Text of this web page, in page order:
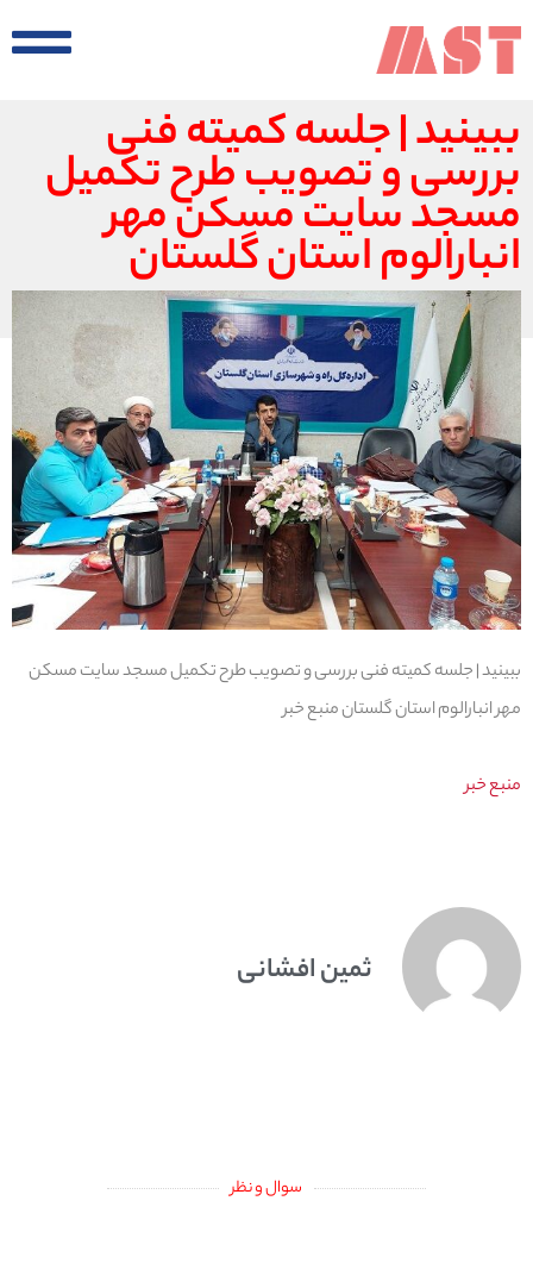
ببینید | جلسه کمیته فنی
بررسی و تصویب طرح تکمیل
مسجد سایت مسکن مهر
انبارالوم استان گلستان
ببینید | جلسه کمیته فنی بررسی و تصویب طرح تکمیل مسجد سایت مسکن
مهر انبارالوم استان گلستان منبع خبر
منبع خبر
ثمین افشانی
سوال و نظر